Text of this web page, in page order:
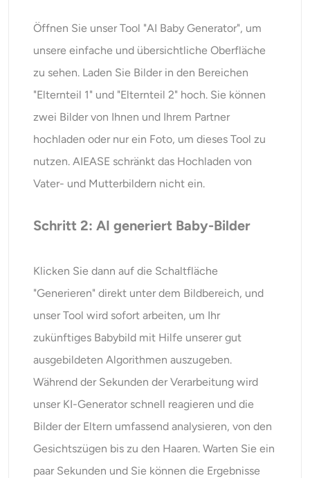
Öffnen Sie unser Tool "AI Baby Generator", um
unsere einfache und übersichtliche Oberfläche
zu sehen. Laden Sie Bilder in den Bereichen
"Elternteil 1" und "Elternteil 2" hoch. Sie können
zwei Bilder von Ihnen und Ihrem Partner
hochladen oder nur ein Foto, um dieses Tool zu
nutzen. AIEASE schränkt das Hochladen von
Vater- und Mutterbildern nicht ein.
Schritt 2: AI generiert Baby-Bilder
Klicken Sie dann auf die Schaltfläche
"Generieren" direkt unter dem Bildbereich, und
unser Tool wird sofort arbeiten, um Ihr
zukünftiges Babybild mit Hilfe unserer gut
ausgebildeten Algorithmen auszugeben.
Während der Sekunden der Verarbeitung wird
unser KI-Generator schnell reagieren und die
Bilder der Eltern umfassend analysieren, von den
Gesichtszügen bis zu den Haaren. Warten Sie ein
paar Sekunden und Sie können die Ergebnisse